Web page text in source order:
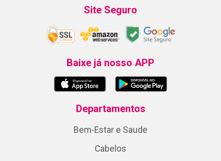
Site Seguro
Baixe já nosso APP
Departamentos
Bem-Estar e Saude
Cabelos